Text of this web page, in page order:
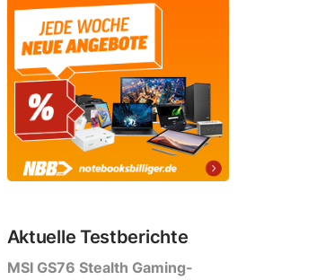
Aktuelle Testberichte
MSI GS76 Stealth Gaming-